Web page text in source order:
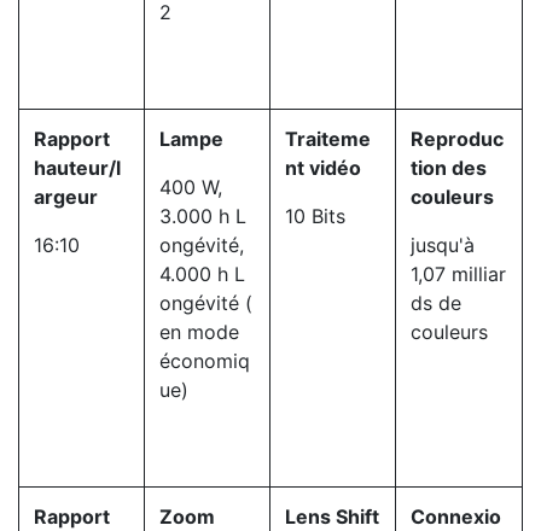
2
Rapport
hauteur/l
argeur
16:10
Lampe
400 W,
3.000 h L
ongévité,
4.000 h L
ongévité (
en mode
économiq
ue)
Traiteme
nt vidéo
10 Bits
Reproduc
tion des
couleurs
jusqu'à
1,07 milliar
ds de
couleurs
Rapport Zoom Lens Shift Connexio